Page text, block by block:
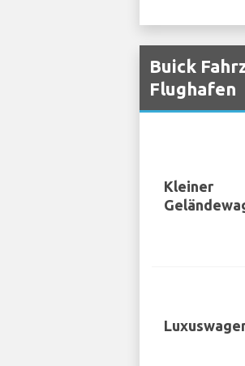
Buick
Flughafen
Kleiner